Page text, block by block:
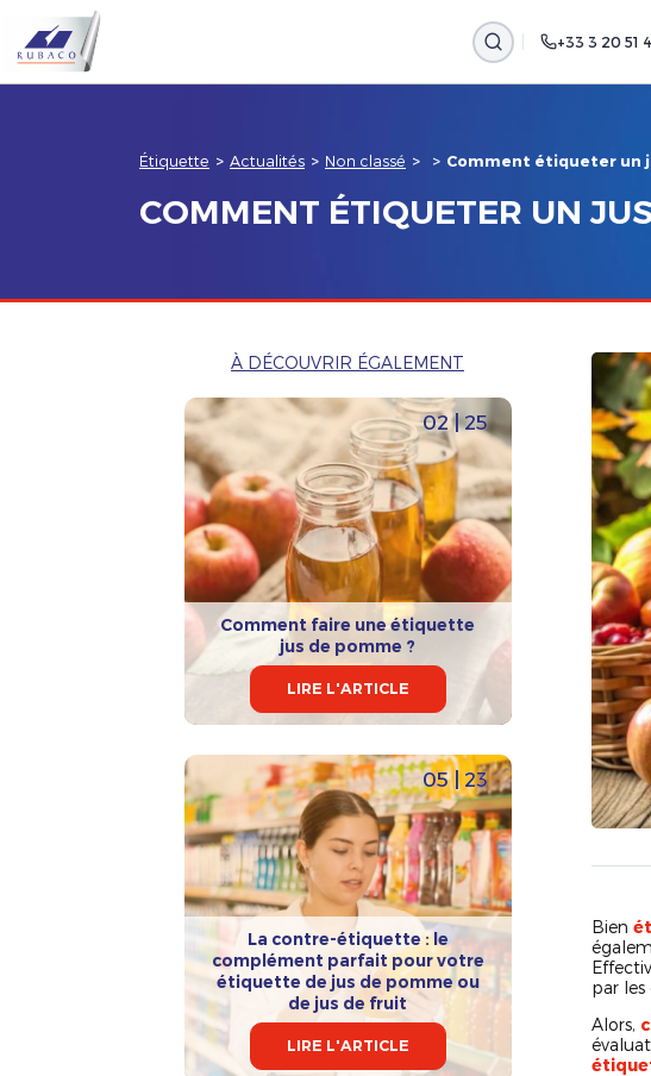
+33 3 20 51
Étiquette > Actualités > Non classé > > Comment étiqueter un
COMMENT ÉTIQUETER UN
À DÉCOUVRIR ÉGALEMENT
02 | 25
Comment faire une étiquette
jus de pomme ?
LIRE L'ARTICLE
05 | 23
La contre-étiquette : le
complément parfait pour votre
étiquette de jus de pomme ou
de jus de fruit
LIRE L'ARTICLE
Bien
par
Alors,